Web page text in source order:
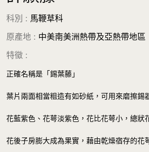
科別 : 馬鞭草科
原產地 : 中美南美洲熱帶及亞熱帶地區
特徵 :
正確名稱是「錫葉藤」
葉片兩面相當粗造有如砂紙，可用來磨擦錫
花藍紫色、花萼淡紫色，花比花萼小，總狀
花後子房膨大成為果實，藉由乾燥宿存的花